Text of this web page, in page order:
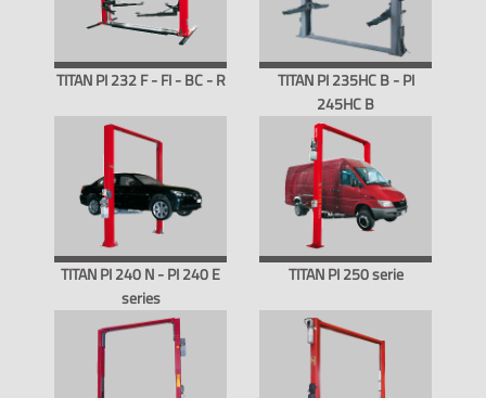
TITAN PI 232 F - FI - BC - R
TITAN PI 235HC B - PI
245HC B
TITAN PI 240 N - PI 240 E
series
TITAN PI 250 serie